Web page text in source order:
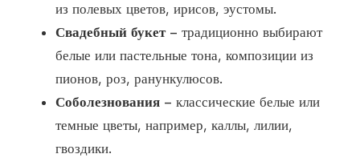
из полевых цветов, ирисов, эустомы.
Свадебный букет– традиционно выбирают
белые или пастельные тона, композиции из
пионов, роз, ранункулюсов.
Соболезнования – классические белые или
темные цветы, например, каллы, лилии,
гвоздики.